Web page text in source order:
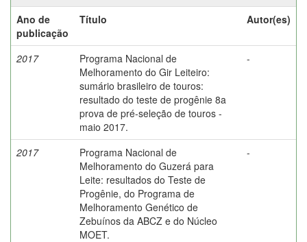
Ano de
publicação
Título Autor(es)
2017
Programa Nacional de
Melhoramento do Gir Leiteiro:
sumário brasileiro de touros:
resultado do teste de progênie 8a
prova de pré-seleção de touros -
maio 2017.
-
2017
Programa Nacional de
Melhoramento do Guzerá para
Leite: resultados do Teste de
Progênie, do Programa de
Melhoramento Genético de
Zebuínos da ABCZ e do Núcleo
MOET.
-